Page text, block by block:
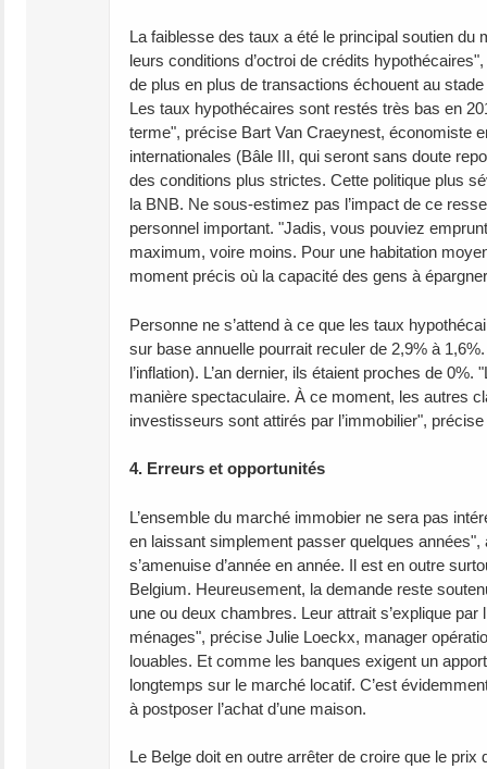
La faiblesse des taux a été le principal soutien
leurs conditions d’octroi de crédits
de plus en plus de transactions échouent au
Les taux hypothécaires sont restés très bas en
terme", précise Bart Van Craeynest, économiste
internationales (Bâle III, qui seront sans doute
des conditions plus strictes. Cette politique plus
la BNB. Ne sous-estimez pas l’impact de ce
personnel important. "Jadis, vous pouviez
maximum, voire moins. Pour une habitation
moment précis où la capacité des gens à
Personne ne s’attend à ce que les taux
sur base annuelle pourrait reculer de 2,9% à
l’inflation). L’an dernier, ils étaient proches de
manière spectaculaire. À ce moment, les autres
investisseurs sont attirés par l’immobilier",
4. Erreurs et opportunités
L’ensemble du marché immobier ne sera pas
en laissant simplement passer quelques
s’amenuise d’année en année. Il est en outre
Belgium. Heureusement, la demande reste
une ou deux chambres. Leur attrait s’explique
ménages", précise Julie Loeckx, manager
louables. Et comme les banques exigent un
longtemps sur le marché locatif. C’est
à postposer l’achat d’une maison.
Le Belge doit en outre arrêter de croire que le